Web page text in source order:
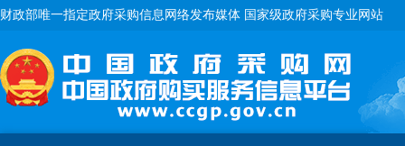
财政部唯一指定政府采购信息网络发布媒体 国家级政府采购专业网站